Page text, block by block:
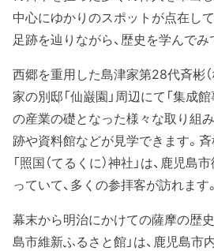
中心にゆかりのスポットが点在し
足跡を辿りながら、歴史を学んでみ
西郷を重用した島津家第28代斉彬（
家の別邸「仙巌園」周辺にて「集成
の産業の礎となった様々な取り組
跡や資料館などが見学できます。
「照国（てるくに）神社」は、鹿児島
っていて、多くの参拝客が訪れます。
幕末から明治にかけての薩摩の歴
島市維新ふるさと館」は、鹿児島市